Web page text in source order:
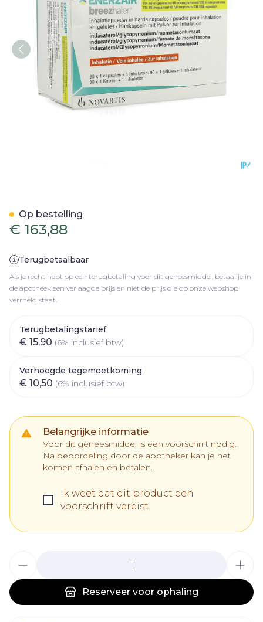
€ 163,88
Terugbetaalbaar
Als je recht hebt op een terugbetaling voor dit geneesmiddel, betaal je in
de apotheek een verlaagde prijs en niet de prijs die op onze webshop
vermeld staat.
Terugbetalingstarief
€ 15,90 (6% inclusief btw)
Verhoogde tegemoetkoming
€ 10,50 (6% inclusief btw)
Belangrijke informatie
Voor dit geneesmiddel is een voorschrift nodig.
Na beoordeling door de apotheker kan je het
komen afhalen en betalen.
Ik weet dat dit product een
voorschrift vereist.
Reserveer voor ophaling
Op bestelling